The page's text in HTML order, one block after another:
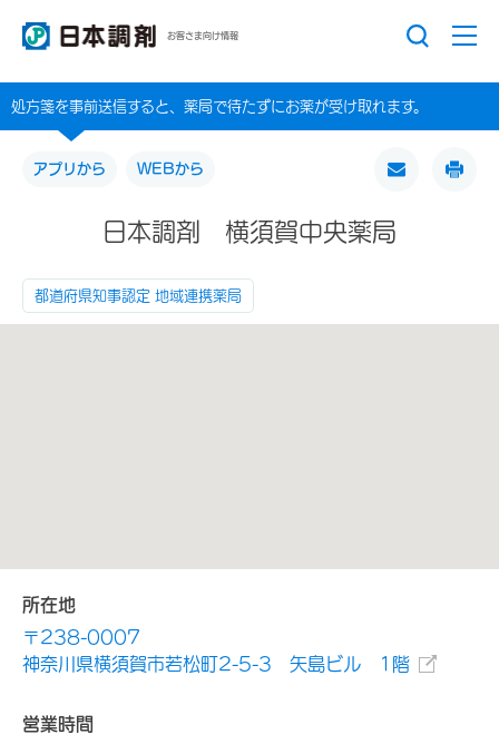
お客さま向け情報
処方箋を事前送信すると、薬局で待たずにお薬が受け取れます。
アプリから WEBから
日本調剤 横須賀中央薬局
都道府県知事認定 地域連携薬局
所在地
〒238-0007
神奈川県横須賀市若松町2-5-3 矢島ビル 1階
営業時間